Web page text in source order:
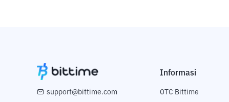
support@bittime.com
Informasi
OTC Bittime